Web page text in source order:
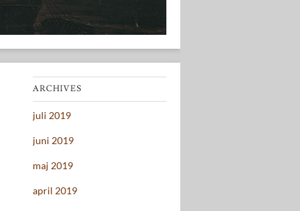
ARCHIVES
juli 2019
juni 2019
maj 2019
april 2019